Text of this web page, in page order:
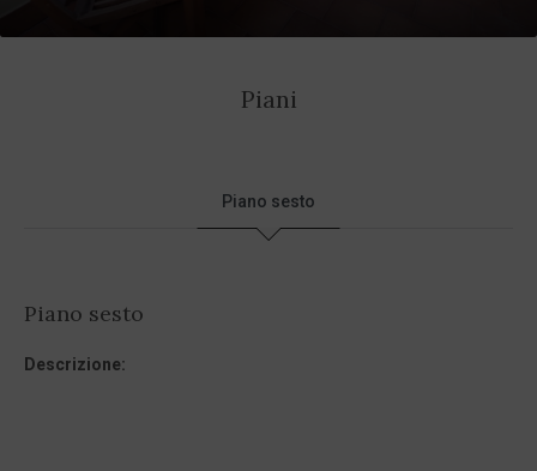
Piani
Piano sesto
Piano sesto
Descrizione: